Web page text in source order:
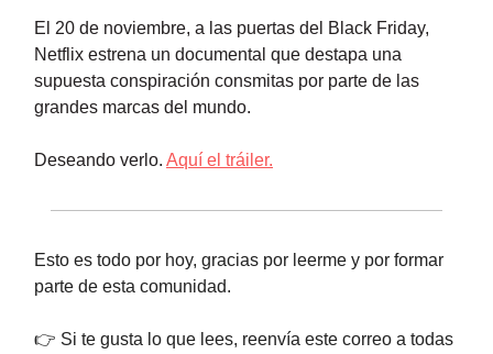
El 20 de noviembre, a las puertas del Black Friday,
Netflix estrena un documental que destapa una
supuesta conspiración consmitas por parte de las
grandes marcas del mundo.
Deseando verlo. Aquí el tráiler.
Esto es todo por hoy, gracias por leerme y por formar
parte de esta comunidad.
👉 Si te gusta lo que lees, reenvía este correo a todas